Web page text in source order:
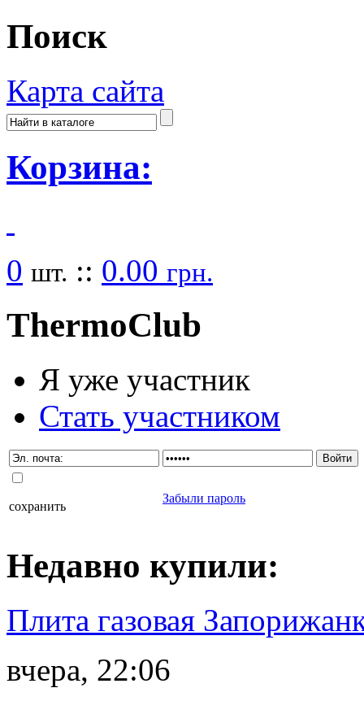
Поиск
Карта сайта
Корзина:
0 шт. :: 0.00 грн.
ThermoClub
Я уже участник
Стать участником
сохранить
Забыли пароль
Недавно купили:
Плита газовая
вчера, 22:06